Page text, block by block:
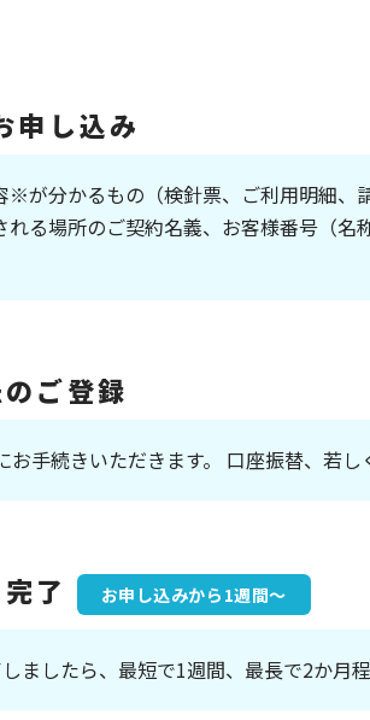
申し込み
※が分かるもの（検針票、ご利用明細、
る場所のご契約名義、お客様番号（
ご登録
お手続きいただきます。 口座振替、若
了 お申し込みから1週間～
ましたら、最短で1週間、最長で2か月